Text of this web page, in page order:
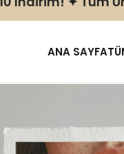
ANA SAYFA